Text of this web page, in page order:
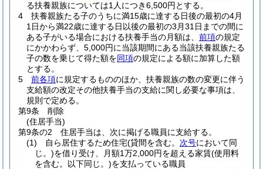
る扶養親族については1人につき6,500円とする。
4
扶養親族たる子のうちに満15歳に達する日後の最初の4月
1日から満22歳に達する日以後の最初の3月31日までの間に
ある子がいる場合における扶養手当の月額は、 前項の規定
にかかわらず、5,000円に当該期間にある当該扶養親族たる
子の数を乗じて得た額を同項の規定による額に加算した額
とする。
5
前各項に規定するもののほか、扶養親族の数の変更に伴う
支給額の改定その他扶養手当の支給に関し必要な事項は、
規則で定める。
第9条
削除
(住居手当)
第9条の2
住居手当は、次に掲げる職員に支給する。
(1)
自ら居住するため住宅(貸間を含む。 次号において同
じ。)を借り受け、月額1万2,000円を超える家賃(使用料
を含む。以下同じ。)を支払っている職員